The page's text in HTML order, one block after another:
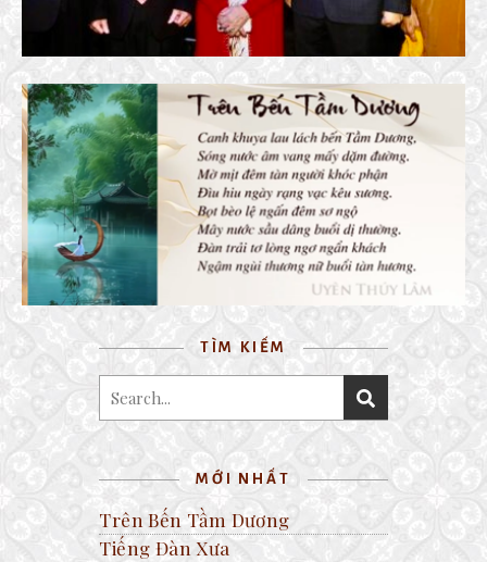
TRÊN BẾN TẦM DƯƠNG
15 May, 2026
TÌM KIẾM
MỚI NHẤT
Trên Bến Tầm Dương
Tiếng Đàn Xưa